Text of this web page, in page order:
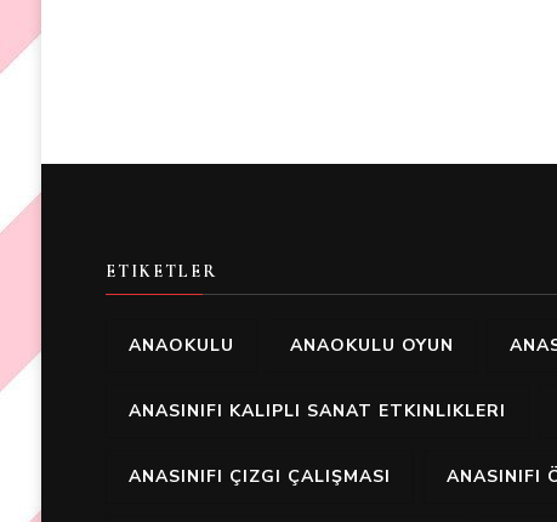
ETIKETLER
ANAOKULU ANAOKULU OYUN
ANASINIFI KALIPLI SANAT ETKINLIKLERI
ANASINIFI ÇIZGI ÇALIŞMASI ANASINIFI